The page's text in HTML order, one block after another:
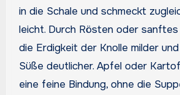
in die Schale und schmeckt
leicht. Durch Rösten oder
die Erdigkeit der Knolle milder
Süße deutlicher. Apfel oder
eine feine Bindung, ohne die